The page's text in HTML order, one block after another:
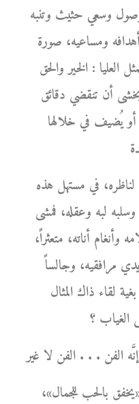
وسعي حثيث وتنبه
ومساعيه، صورة
العليا : الخير والحق
أن تنقضي دقائق
أو يُضيف في خلالها
في مستهل هذه
لبه وعقله، فمشى
أناته، متعثراً،
مرافقيه، وجالساً
لقاء ذاك المثال
بالحب للجمال»،